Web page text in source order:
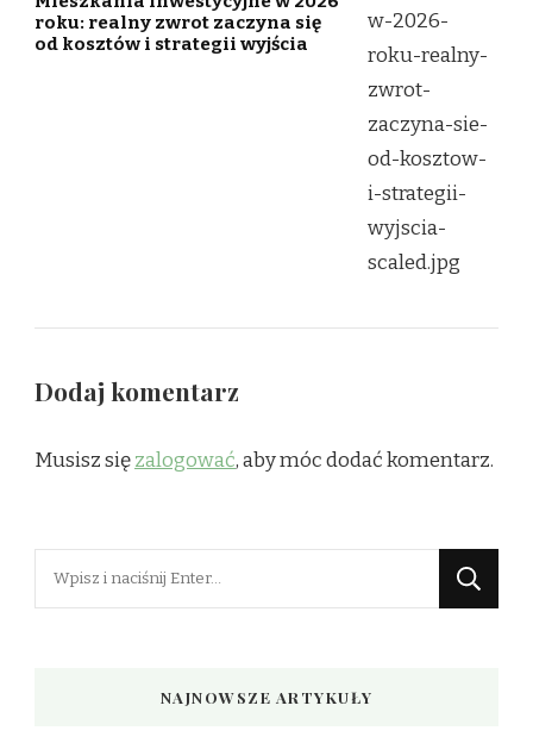
roku: realny zwrot zaczyna się
od kosztów i strategii wyjścia
Dodaj komentarz
Musisz sięzalogować, aby móc dodać komentarz.
NAJNOWSZE ARTYKUŁY